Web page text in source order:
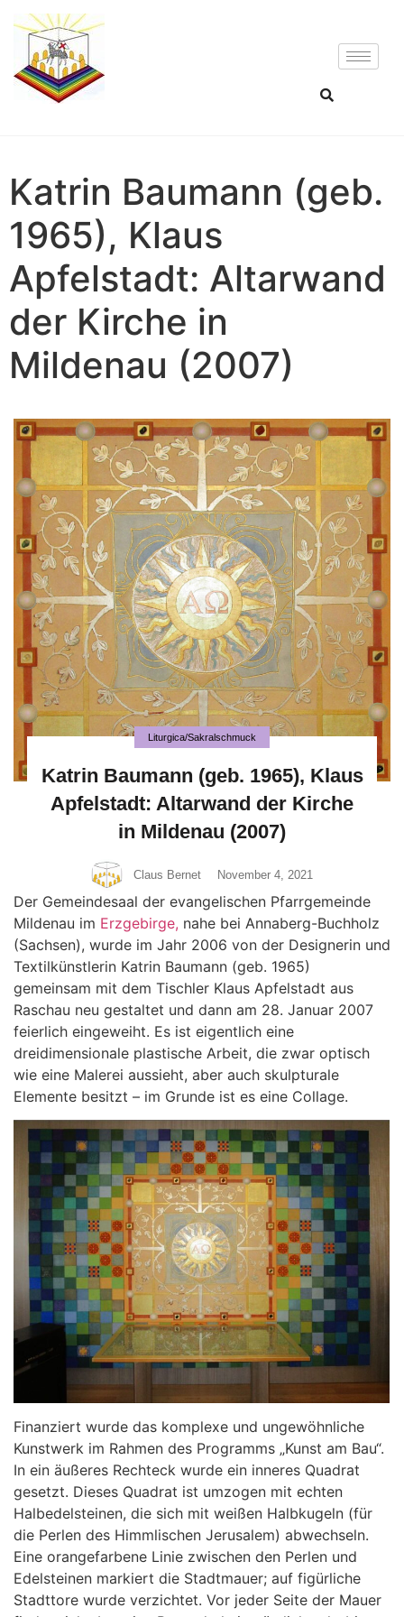
Katrin Baumann (geb.
1965), Klaus
Apfelstadt: Altarwand
der Kirche in
Mildenau (2007)
Liturgica/Sakralschmuck
Katrin Baumann (geb. 1965), Klaus
Apfelstadt: Altarwand der Kirche
in Mildenau (2007)
Claus Bernet November 4, 2021
Der Gemeindesaal der evangelischen Pfarrgemeinde
Mildenau im Erzgebirge, nahe bei Annaberg-Buchholz
(Sachsen), wurde im Jahr 2006 von der Designerin und
Textilkünstlerin Katrin Baumann (geb. 1965)
gemeinsam mit dem Tischler Klaus Apfelstadt aus
Raschau neu gestaltet und dann am 28. Januar 2007
feierlich eingeweiht. Es ist eigentlich eine
dreidimensionale plastische Arbeit, die zwar optisch
wie eine Malerei aussieht, aber auch skulpturale
Elemente besitzt – im Grunde ist es eine Collage.
Finanziert wurde das komplexe und ungewöhnliche
Kunstwerk im Rahmen des Programms „Kunst am Bau“.
In ein äußeres Rechteck wurde ein inneres Quadrat
gesetzt. Dieses Quadrat ist umzogen mit echten
Halbedelsteinen, die sich mit weißen Halbkugeln (für
die Perlen des Himmlischen Jerusalem) abwechseln.
Eine orangefarbene Linie zwischen den Perlen und
Edelsteinen markiert die Stadtmauer; auf figürliche
Stadttore wurde verzichtet. Vor jeder Seite der Mauer